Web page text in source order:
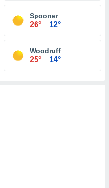
Spooner
26° 12°
Woodruff
25° 14°